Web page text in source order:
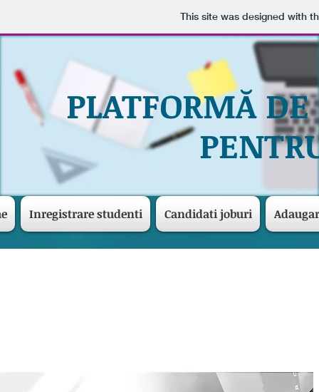
This site was designed with
PLATFORMĂ
Inregistrare studenti Candidati joburi